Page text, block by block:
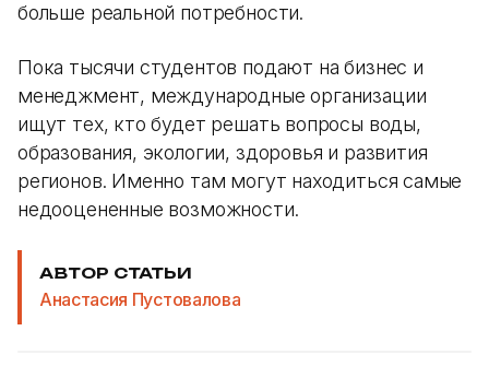
больше реальной потребности.
Пока тысячи студентов подают на бизнес и
менеджмент, международные организации
ищут тех, кто будет решать вопросы воды,
образования, экологии, здоровья и развития
регионов. Именно там могут находиться самые
недооцененные возможности.
АВТОР СТАТЬИ
Анастасия Пустовалова